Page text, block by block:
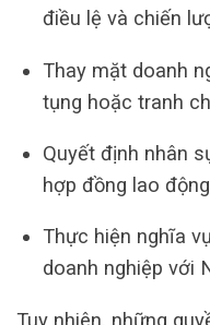
điều lệ và chiến
Thay mặt doanh
tụng hoặc tranh
Quyết định nhân
hợp đồng lao
Thực hiện nghĩa
doanh nghiệp với
Tuy nhiên, những